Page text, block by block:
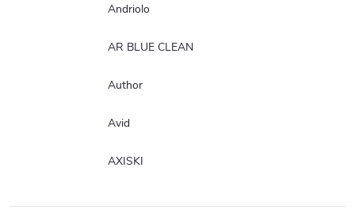
Andriolo
AR BLUE CLEAN
Author
Avid
AXISKI